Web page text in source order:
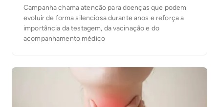
Campanha chama atenção para doenças que podem
evoluir de forma silenciosa durante anos e reforça a
importância da testagem, da vacinação e do
acompanhamento médico